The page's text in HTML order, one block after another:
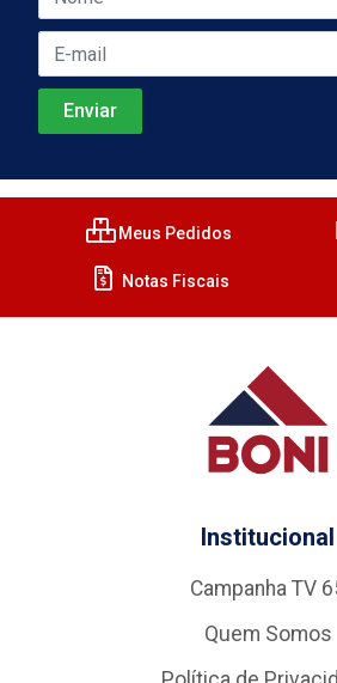
Meus Pedidos
Notas Fiscais
Institucional
Campanha TV
Quem Somos